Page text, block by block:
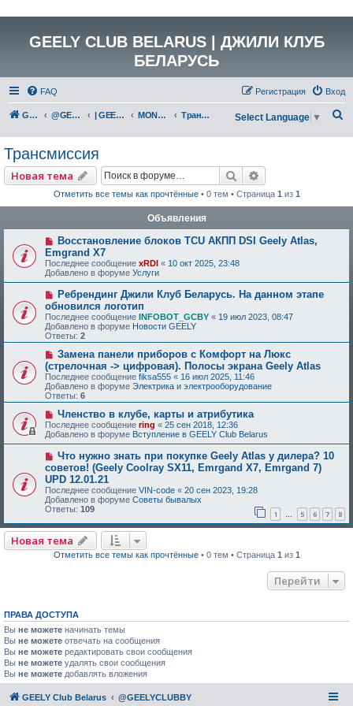
GEELY CLUB BELARUS | ДЖИЛИ КЛУБ
БЕЛАРУСЬ
FAQ Вход
Регистрация
GEELY Club Belarus @GEELYCLUBBY | GEELY КАТАЛОГ MONJARO (KX11) Трансмиссия Select Language ▼
Трансмиссия
Новая тема Поиск
Отметить все темы как прочтённые• 0 тем • Страница 1 из 1
Объявления
Восстановление блоков TCU АКПП DSI Geely Atlas,
Emgrand X7
Последнее сообщение xRDI « 10 окт 2025, 23:48
Добавлено в форуме Услуги
Ребрендинг Джили Клуб Беларусь. На данном этапе
обновился логотип
Последнее сообщение INFOBOT_GCBY « 19 июл 2023, 08:47
Добавлено в форуме Новости GEELY
Ответы: 2
Замена панели приборов с Комфорт на Люкс
(стрелочная -> цифровая). Полосы экрана Geely Atlas
Последнее сообщение fiksa555 « 16 июл 2025, 11:46
Добавлено в форуме Электрика и электрооборудование
Ответы: 6
Членство в клубе, карты и атрибутика
Последнее сообщение ring « 25 сен 2018, 12:36
Добавлено в форуме Вступление в GEELY Club Belarus
Что нужно знать при покупке Geely Atlas у дилера? 10
советов! (Geely Coolray SX11, Emrgand X7, Emrgand 7)
UPD 12.01.21
Последнее сообщение VIN-code « 20 сен 2023, 19:28
Добавлено в форуме Советы бывалых
Ответы: 109 1 … 5 6 7 8
Новая тема
Отметить все темы как прочтённые• 0 тем • Страница 1 из 1
Перейти
ПРАВА ДОСТУПА
Вы не можете начинать темы
Вы не можете отвечать на сообщения
Вы не можете редактировать свои сообщения
Вы не можете удалять свои сообщения
Вы не можете добавлять вложения
GEELY Club Belarus @GEELYCLUBBY